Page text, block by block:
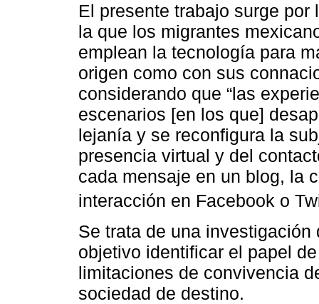
El presente trabajo surge
la que los migrantes
emplean la tecnología para
origen como con sus
considerando que “las
escenarios [en los que]
lejanía y se reconfigura la
presencia virtual y del
cada mensaje en un blog, la
interacción en Facebook o
Se trata de una
objetivo identificar el papel
limitaciones de convivencia
sociedad de destino.